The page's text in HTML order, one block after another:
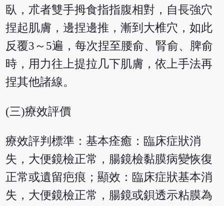
臥，朮者雙手拇食指指腹相對，自長強穴
捏起肌膚，邊捏邊推，漸到大椎穴，如此
反覆3～5遍，每次捏至腰俞、腎俞、脾俞
時，用力往上提拉几下肌膚，依上手法再
捏其他諸線。
(三)療效評價
療效評判標準：基本痊癒：臨床症狀消
失，大便鏡檢正常，腸鏡檢黏膜病變恢復
正常或遺留疤痕；顯效：臨床症狀基本消
失，大便鏡檢正常，腸鏡或鋇透示粘膜為